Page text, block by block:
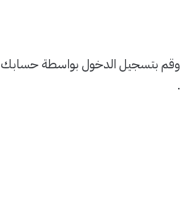
وقم بتسجيل الدخول بواسطة حسابك